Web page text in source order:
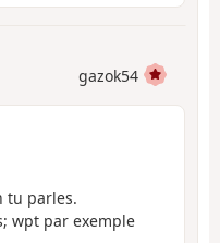
gazok54
tu parles.
wpt par exemple